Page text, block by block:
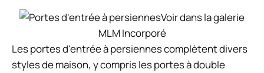
Voir dans la galerie
MLM Incorporé
Les portes d'entrée à persiennes complètent divers
styles de maison, y compris les portes à double